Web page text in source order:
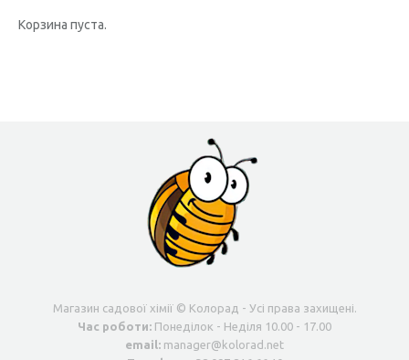
Корзина пуста.
Магазин садової хімії © Колорад - Усі права захищені.
Час роботи: Понеділок - Неділя 10.00 - 17.00
email: manager@kolorad.net